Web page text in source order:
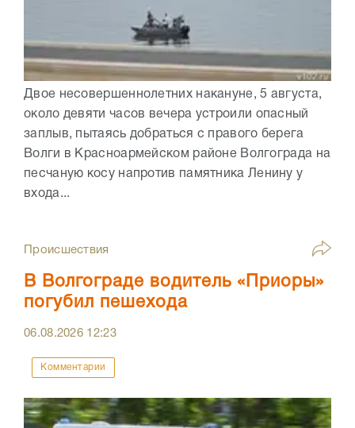
Двое несовершеннолетних накануне, 5 августа,
около девяти часов вечера устроили опасный
заплыв, пытаясь добраться с правого берега
Волги в Красноармейском районе Волгограда на
песчаную косу напротив памятника Ленину у
входа...
Происшествия
В Волгограде водитель «Приоры»
погубил пешехода
06.08.2026 12:23
Комментарии